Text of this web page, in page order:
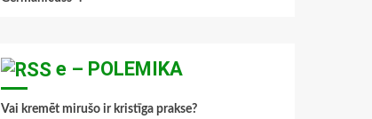
e – POLEMIKA
Vai kremēt mirušo ir kristīga prakse?